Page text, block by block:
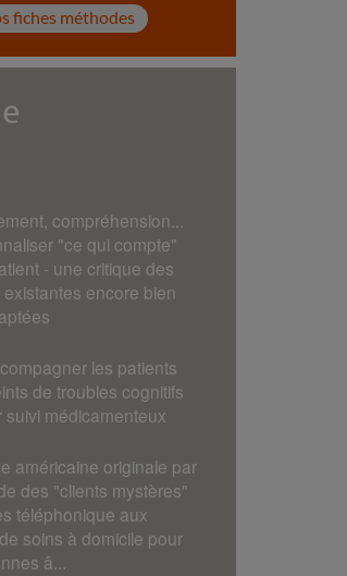
fiches méthodes
compréhension...
"ce qui compte"
- une critique des
existantes encore bien
les patients
de troubles cognitifs
suivi médicamenteux
américaine originale par
des "clients mystères"
téléphonique aux
soins à domicile pour
â...